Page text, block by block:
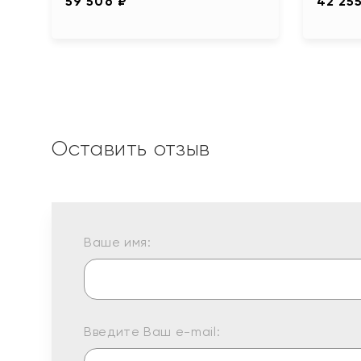
Оставить отзыв
Ваше имя:
Введите Ваш e-mail: